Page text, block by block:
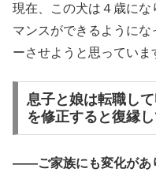
現在、この犬は４歳に
マンスができるようにな
ーさせようと思っていま
息子と娘は転職し
を修正すると復縁
――ご家族にも変化があ